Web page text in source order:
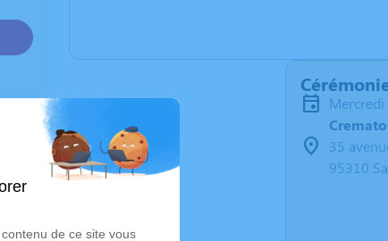
35
95310